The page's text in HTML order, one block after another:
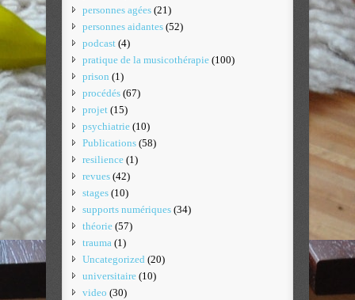
personnes agées (21)
personnes aidantes (52)
podcast (4)
pratique de la musicothérapie (100)
prison (1)
procédés (67)
projet (15)
psychiatrie (10)
Publications (58)
resilience (1)
revues (42)
stages (10)
supports numériques (34)
théorie (57)
trauma (1)
Uncategorized (20)
universitaire (10)
video (30)